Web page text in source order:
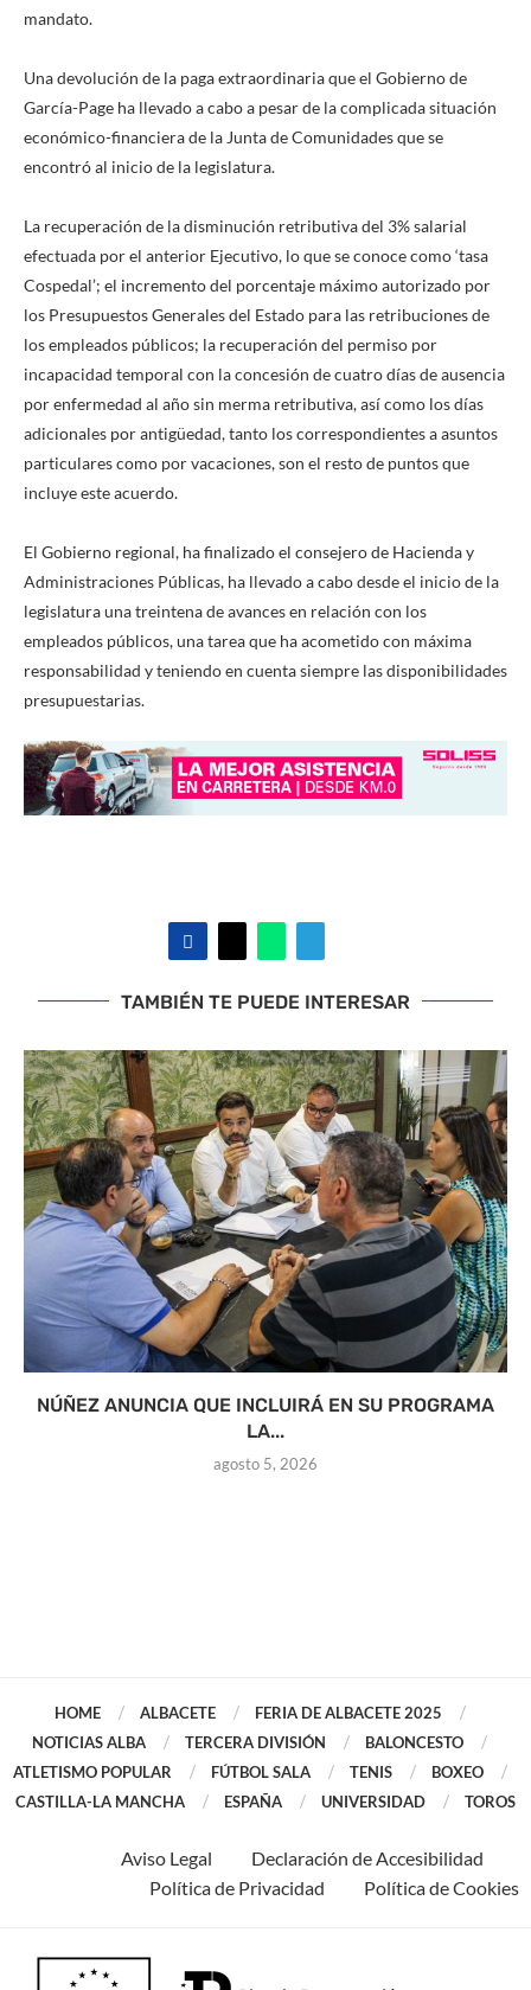
mandato.
Una devolución de la paga extraordinaria que el Gobierno de
García-Page ha llevado a cabo a pesar de la complicada situación
económico-financiera de la Junta de Comunidades que se
encontró al inicio de la legislatura.
La recuperación de la disminución retributiva del 3% salarial
efectuada por el anterior Ejecutivo, lo que se conoce como ‘tasa
Cospedal’; el incremento del porcentaje máximo autorizado por
los Presupuestos Generales del Estado para las retribuciones de
los empleados públicos; la recuperación del permiso por
incapacidad temporal con la concesión de cuatro días de ausencia
por enfermedad al año sin merma retributiva, así como los días
adicionales por antigüedad, tanto los correspondientes a asuntos
particulares como por vacaciones, son el resto de puntos que
incluye este acuerdo.
El Gobierno regional, ha finalizado el consejero de Hacienda y
Administraciones Públicas, ha llevado a cabo desde el inicio de la
legislatura una treintena de avances en relación con los
empleados públicos, una tarea que ha acometido con máxima
responsabilidad y teniendo en cuenta siempre las disponibilidades
presupuestarias.
TAMBIÉN TE PUEDE INTERESAR
NÚÑEZ ANUNCIA QUE INCLUIRÁ EN SU PROGRAMA
LA...
agosto 5, 2026
HOME ALBACETE
FERIA DE ALBACETE 2025
NOTICIAS ALBA
TERCERA DIVISIÓN
BALONCESTO
ATLETISMO POPULAR
FÚTBOL SALA TENIS
BOXEO
CASTILLA-LA MANCHA
ESPAÑA UNIVERSIDAD TOROS
Aviso Legal
Declaración de Accesibilidad
Política de Privacidad
Política de Cookies